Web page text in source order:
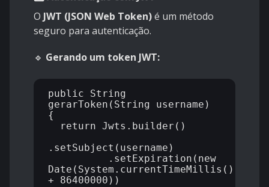
O JWT (JSON Web Token)é um método
seguro para autenticação.
🔹 Gerando um token JWT:
public String
gerarToken(String username)
{
return Jwts.builder()
.setSubject(username)
.setExpiration(new
Date(System.currentTimeMillis()
+ 86400000))